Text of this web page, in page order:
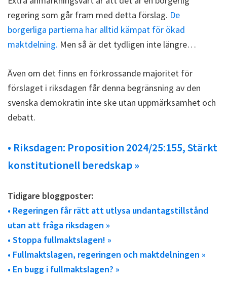
regering som går fram med detta förslag. De
borgerliga partierna har alltid kämpat för ökad
maktdelning. Men så är det tydligen inte längre…
Även om det finns en förkrossande majoritet för
förslaget i riksdagen får denna begränsning av den
svenska demokratin inte ske utan uppmärksamhet och
debatt.
• Riksdagen: Proposition 2024/25:155, Stärkt
konstitutionell beredskap »
Tidigare bloggposter:
• Regeringen får rätt att utlysa undantagstillstånd
utan att fråga riksdagen »
• Stoppa fullmaktslagen! »
• Fullmaktslagen, regeringen och maktdelningen »
• En bugg i fullmaktslagen? »